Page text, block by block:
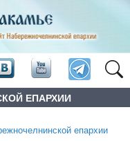
ЕПАРХИИ
епархии